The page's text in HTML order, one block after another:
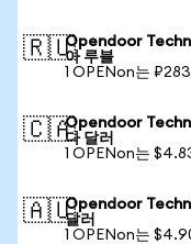
🇷🇺Opendoor
아 루블
1 OPENon는
🇨🇦Opendoor
다 달러
1 OPENon는
🇦🇺Opendoor
달러
1 OPENon는